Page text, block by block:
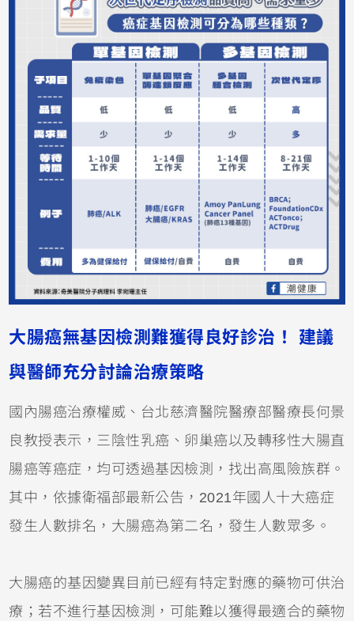
大腸癌無基因檢測難獲得良好診治！ 建議
與醫師充分討論治療策略
國內腸癌治療權威、台北慈濟醫院醫療部醫療長何景
良教授表示，三陰性乳癌、卵巢癌以及轉移性大腸直
腸癌等癌症，均可透過基因檢測，找出高風險族群。
其中，依據衛福部最新公告，2021年國人十大癌症
發生人數排名，大腸癌為第二名，發生人數眾多。
大腸癌的基因變異目前已經有特定對應的藥物可供治
療；若不進行基因檢測，可能難以獲得最適合的藥物